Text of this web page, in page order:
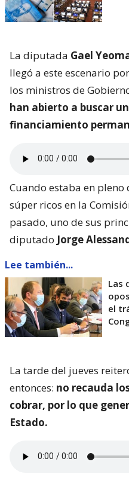
La diputada Gael
llegó a este escenario
los ministros de
han abierto a buscar
financiamiento
Cuando estaba en
súper ricos en la
pasado, uno de sus
diputado Jorge
Lee también...
Las
el
La tarde del jueves
entonces: no recauda
cobrar, por lo que
Estado.